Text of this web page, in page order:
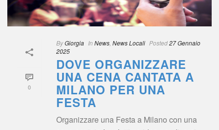
0
ByGiorgia In New News Locali Posted27 Gennaio
2025
DOVE ORGANIZZARE
UNA CENA CANTATA A
MILANO PER UNA
FESTA
Organizzare una Festa a Milano con una